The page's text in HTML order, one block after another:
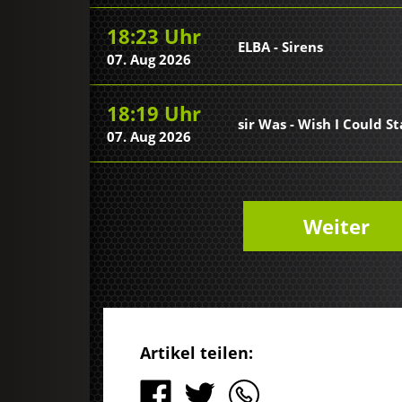
18:23 Uhr
07. Aug 2026
ELBA - Sirens
18:19 Uhr
07. Aug 2026
sir Was - Wish I Could
Weiter
Artikel teilen: